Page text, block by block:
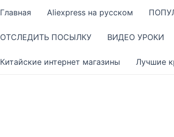
Главная Aliexpress на русском
ОТСЛЕДИТЬ ПОСЫЛКУ ВИДЕО УРОКИ
Китайские интернет магазины Лучшие